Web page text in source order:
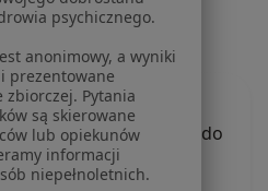
po numerach i grę w
m
kolorowanie
można zaliczyć do
funkcji
psychicznego.
anonimowy, a wyniki
prezentowane
zbiorczej. Pytania
są skierowane
lub opiekunów
informacji
niepełnoletnich.